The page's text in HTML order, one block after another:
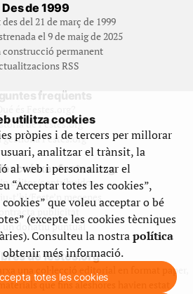
Des de 1999
del 21 de març de 1999
el 9 de maig de 2025
construcció permanent
RSS
freqüents
de Festes.org
gestiona Festes.org
créixer festes.org
editor/contribuidor
t’hi/Feste’n mecenes
publicitat
un donatiu puntual
de festes.org
una col·lecció editorial en format paper,
que fins aleshores havien estat
utilitza cookies
pròpies i de tercers per millorar
analitzar el trànsit, la
al web i personalitzar el
“Acceptar totes les cookies”,
que voleu acceptar o bé
(excepte les cookies tècniques
Consulteu la nostrapolítica
obtenir més informació.
totes les cookies